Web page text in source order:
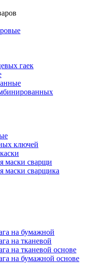
гаек
ключей
маски сварщи
маски сварщика
на бумажной
на тканевой
на тканевой основе
на бумажной основе